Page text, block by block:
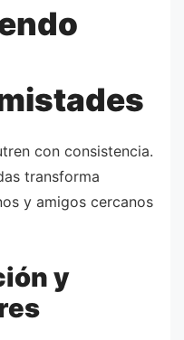
con consistencia.
transforma
y amigos cercanos
y